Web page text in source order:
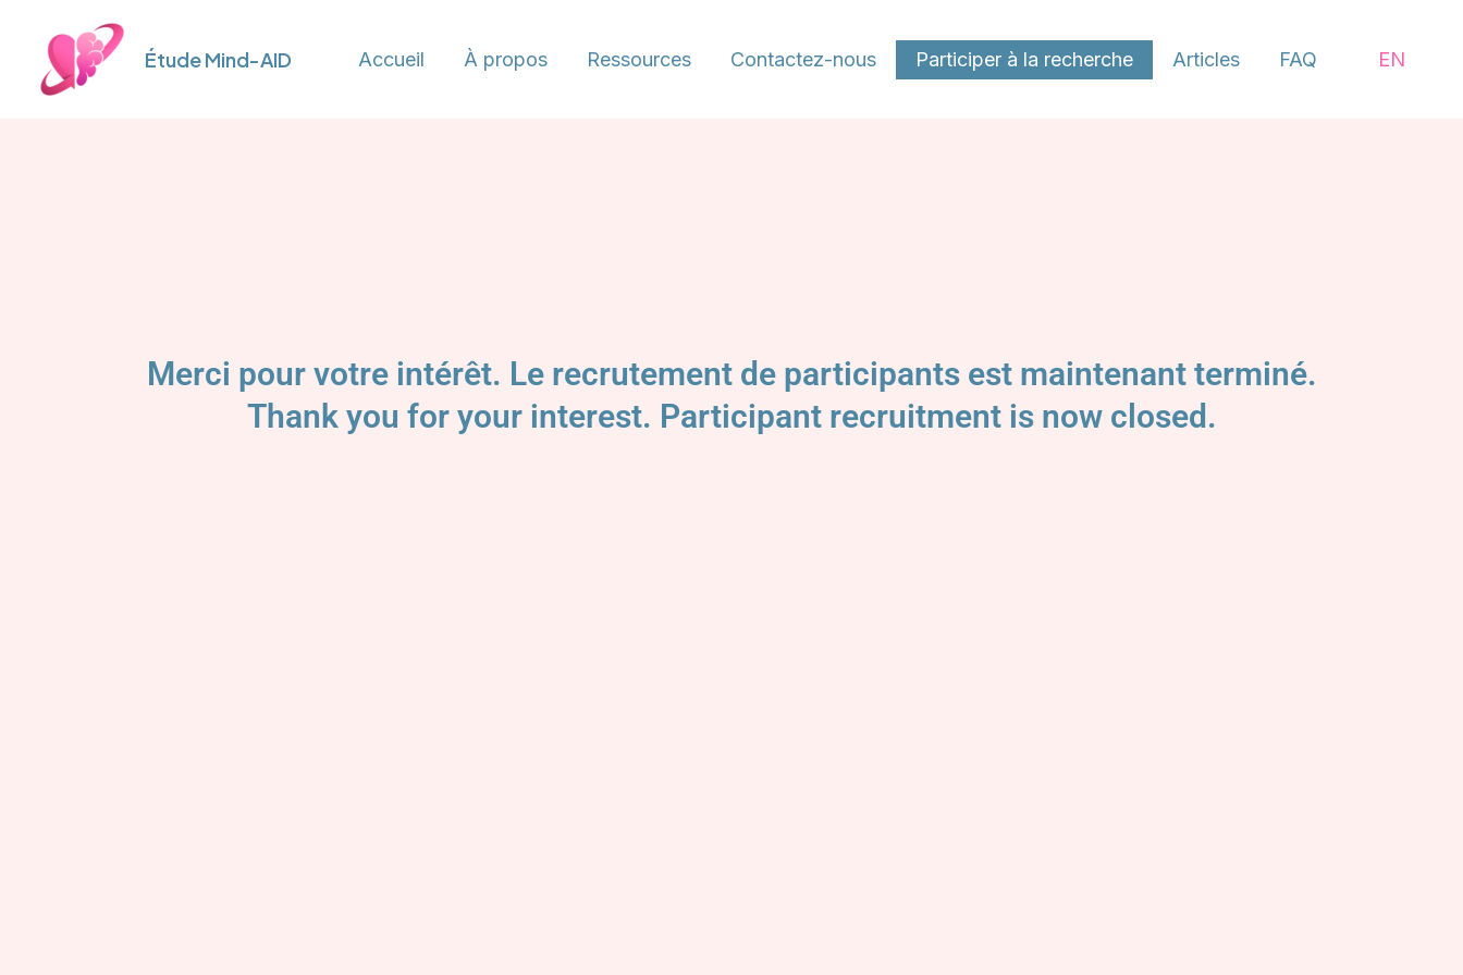
contenu
Étude Mind-AID Accueil À propos Ressources Contactez-nous Participer à la recherche Articles FAQ EN
Merci pour votre intérêt. Le recrutement de participants est maintenant terminé.
Thank you for your interest. Participant recruitment is now closed.